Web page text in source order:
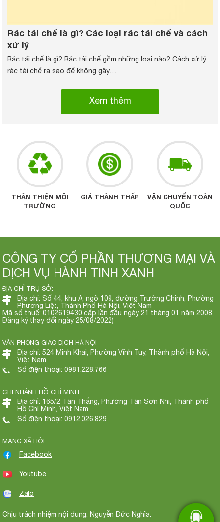
Rác tái chế là gì? Các loại rác tái chế và cách
xử lý
Rác tái chế là gì? Rác tái chế gồm những loại nào? Cách xử lý
rác tái chế ra sao để không gây…
Xem thêm
THÂN THIỆN MÔI
TRƯỜNG
GIÁ THÀNH THẤP
VẬN CHUYỂN TOÀN
QUỐC
CÔNG TY CỔ PHẦN THƯƠNG MẠI VÀ
DỊCH VỤ HÀNH TINH XANH
ĐỊA CHỈ TRỤ SỞ:
Địa chỉ: Số 44, khu A, ngõ 109, đường Trường Chinh, Phường
Phương Liệt, Thành Phố Hà Nội, Việt Nam
Mã số thuế: 0102619430 cấp lần đầu ngày 21 tháng 01 năm 2008,
Đăng ký thay đổi ngày 25/08/2022)
VĂN PHÒNG GIAO DỊCH HÀ NỘI
Địa chỉ: 524 Minh Khai, Phường Vĩnh Tuy, Thành phố Hà Nội,
Việt Nam
Số điện thoại: 0981.228.766
CHI NHÁNH HỒ CHÍ MINH
Địa chỉ: 165/2 Tân Thắng, Phường Tân Sơn Nhì, Thành phố
Hồ Chí Minh, Việt Nam
Số điện thoại: 0912.026.829
MẠNG XÃ HỘI
Facebook
Youtube
Zalo
Chịu trách nhiệm nội dung: Nguyễn Đức Nghĩa.